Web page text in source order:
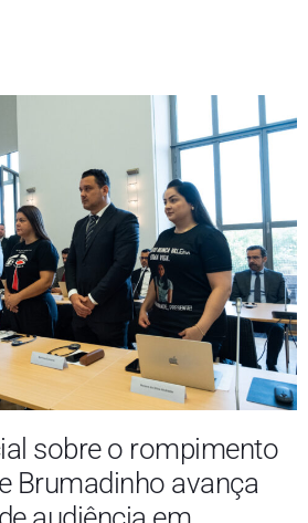
sobre o rompimento
Brumadinho avança